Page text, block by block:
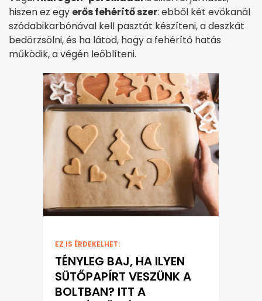
hiszen ez egy erős fehérítő szer: ebből két evőkanál
szódabikarbónával kell pasztát készíteni, a deszkát
bedörzsölni, és ha látod, hogy a fehérítő hatás
működik, a végén leöblíteni.
EZ IS ÉRDEKELHET:
TÉNYLEG BAJ, HA ILYEN
SÜTŐPAPÍRT VESZÜNK A
BOLTBAN? ITT A